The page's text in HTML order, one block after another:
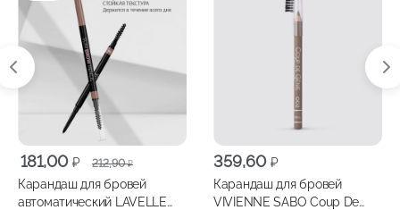
212,90₽
Первоначальная
цена
составляла
181,00 ₽
Текущая
цена:
181,00 ₽.
Карандаш для бровей
автоматический LAVELLE
359,60 ₽
Карандаш для бровей
VIVIENNE SABO Coup De